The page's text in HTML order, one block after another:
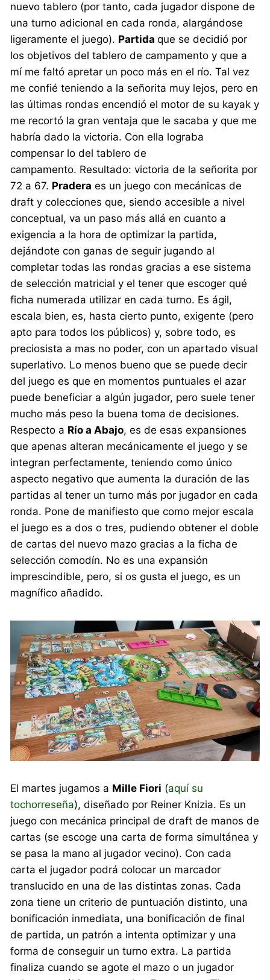
nuevo tablero (por tanto, cada jugador dispone de
una turno adicional en cada ronda, alargándose
ligeramente el juego). Partidaque se decidió por
los objetivos del tablero de campamento y que a
mí me faltó apretar un poco más en el río. Tal vez
me confié teniendo a la señorita muy lejos, pero en
las últimas rondas encendió el motor de su kayak y
me recortó la gran ventaja que le sacaba y que me
habría dado la victoria. Con ella lograba
compensar lo del tablero de
campamento. Resultado: victoria de la señorita por
72 a 67. Pradera es un juego con mecánicas de
draft y colecciones que, siendo accesible a nivel
conceptual, va un paso más allá en cuanto a
exigencia a la hora de optimizar la partida,
dejándote con ganas de seguir jugando al
completar todas las rondas gracias a ese sistema
de selección matricial y el tener que escoger qué
ficha numerada utilizar en cada turno. Es ágil,
escala bien, es, hasta cierto punto, exigente (pero
apto para todos los públicos) y, sobre todo, es
preciosista a mas no poder, con un apartado visual
superlativo. Lo menos bueno que se puede decir
del juego es que en momentos puntuales el azar
puede beneficiar a algún jugador, pero suele tener
mucho más peso la buena toma de decisiones.
Respecto a Río a Abajo, es de esas expansiones
que apenas alteran mecánicamente el juego y se
integran perfectamente, teniendo como único
aspecto negativo que aumenta la duración de las
partidas al tener un turno más por jugador en cada
ronda. Pone de manifiesto que como mejor escala
el juego es a dos o tres, pudiendo obtener el doble
de cartas del nuevo mazo gracias a la ficha de
selección comodín. No es una expansión
imprescindible, pero, si os gusta el juego, es un
magnífico añadido.
El martes jugamos a Mille Fiori (aquí su
tochorreseña), diseñado por Reiner Knizia. Es un
juego con mecánica principal de draft de manos de
cartas (se escoge una carta de forma simultánea y
se pasa la mano al jugador vecino). Con cada
carta el jugador podrá colocar un marcador
translucido en una de las distintas zonas. Cada
zona tiene un criterio de puntuación distinto, una
bonificación inmediata, una bonificación de final
de partida, un patrón a intenta optimizar y una
forma de conseguir un turno extra. La partida
finaliza cuando se agote el mazo o un jugador